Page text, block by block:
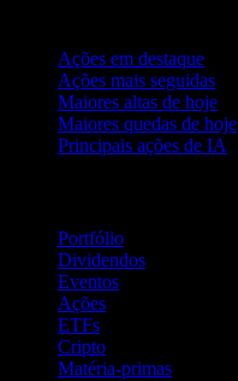
Ações em destaque
Ações mais seguidas
Maiores altas de hoje
Maiores quedas de hoje
Principais ações de IA
Portfólio
Dividendos
Eventos
Ações
ETFs
Cripto
Matéria-primas